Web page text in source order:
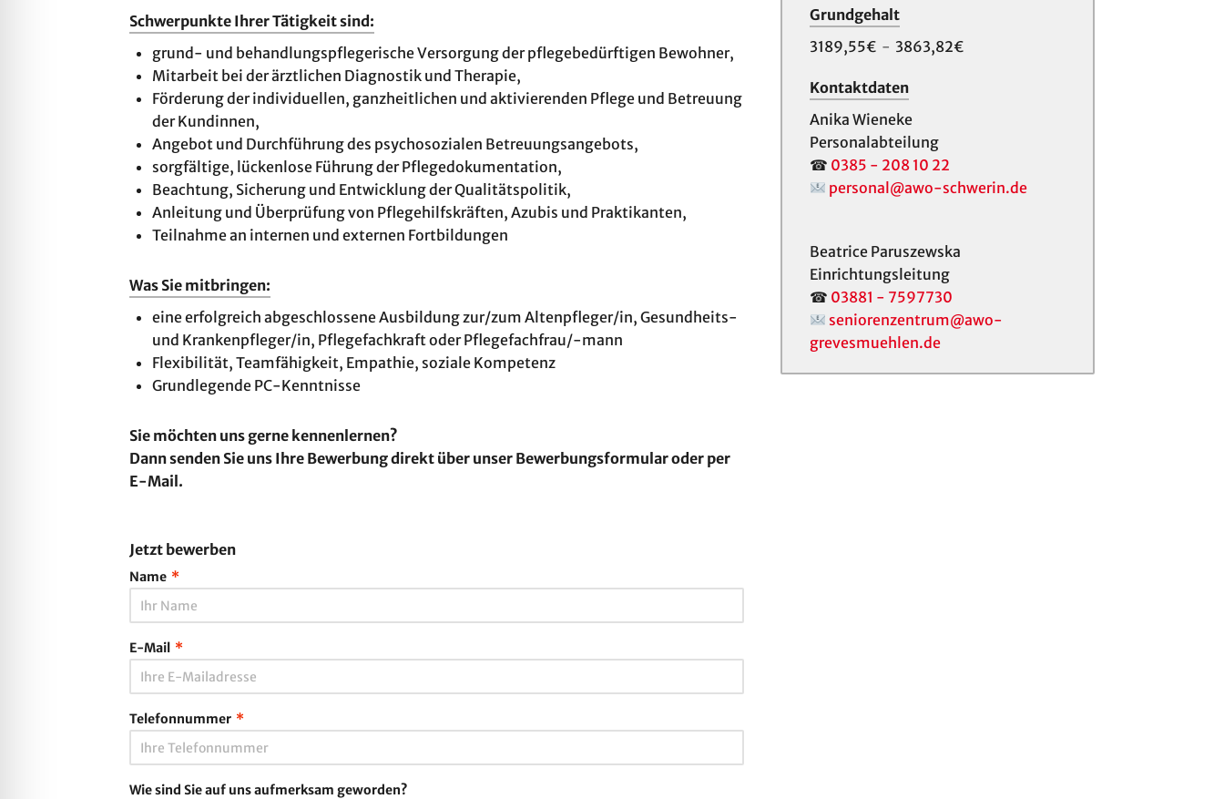
Schwerpunkte Ihrer Tätigkeit sind:
grund- und be­hand­lungs­pfle­ge­ri­sche Ver­sor­gung der pfle­ge­be­dürf­ti­gen Be­woh­ner,
Mit­ar­beit bei der ärzt­li­chen Di­ag­nos­tik und The­ra­pie,
För­de­rung der in­di­vi­du­el­len, ganz­heit­li­chen und ak­ti­vie­ren­den Pfle­ge und Be­treu­ung
der Kun­din­nen,
An­ge­bot und Durch­füh­rung des psy­cho­so­zi­a­len Be­treu­ungs­an­ge­bots,
sorg­fäl­ti­ge, lü­cken­lo­se Füh­rung der Pfle­ge­do­ku­men­ta­tion,
Be­ach­tung, Si­che­rung und Ent­wick­lung der Qua­li­täts­po­li­tik,
An­lei­tung und Über­prü­fung von Pfle­ge­hilfs­kräf­ten, Azu­bis und Prak­ti­kan­ten,
Teil­nah­me an in­ter­nen und ex­ter­nen Fort­bil­dun­gen
Was Sie mitbringen:
eine erfolgreich abgeschlossene Ausbildung zur/zum Altenpfleger/in, Gesundheits-
und Krankenpfleger/in, Pflegefachkraft oder Pflegefachfrau/-mann
Flexibilität, Teamfähigkeit, Empathie, soziale Kompetenz
Grundlegende PC-Kenntnisse
Sie möchten uns gerne kennenlernen?
Dann senden Sie uns Ihre Bewerbung direkt über unser Bewerbungsformular oder per
E-Mail.
Jetzt bewerben
Name *
E-Mail *
Telefonnummer *
Wie sind Sie auf uns aufmerksam geworden?
Grundgehalt
3189,55€ - 3863,82€
Kontaktdaten
Anika Wieneke
Personalabteilung
☎ 0385 - 208 10 22
personal@awo-schwerin.de
Beatrice Paruszewska
Einrichtungsleitung
☎ 03881 - 7597730
seniorenzentrum@awo-
grevesmuehlen.de